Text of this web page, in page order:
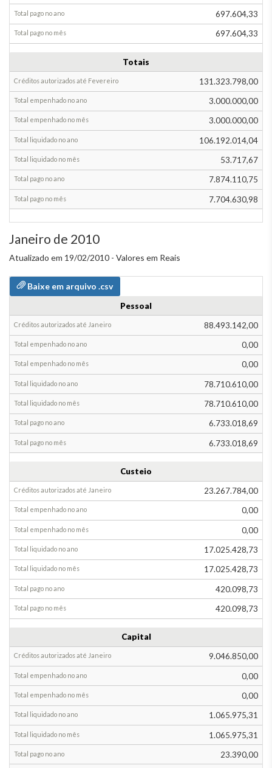
697.604,33
697.604,33
Totais
131.323.798,00
3.000.000,00
3.000.000,00
106.192.014,04
53.717,67
7.874.110,75
7.704.630,98
Janeiro de 2010
Atualizado em 19/02/2010 - Valores em Reais
Baixe em arquivo .csv
de
Total
provisionado
até
Janeiro
Alteração
na
provisão
em
Total
empenhado
Total
executado
Acréscimo
Diminuição
Até
Janeiro
Em
Janeiro
Até
Em
Janeiro
Pessoal
88.493.142,00
0,00
0,00
78.710.610,00
78.710.610,00
6.733.018,69
6.733.018,69
Custeio
23.267.784,00
0,00
0,00
17.025.428,73
17.025.428,73
420.098,73
420.098,73
Capital
9.046.850,00
0,00
0,00
1.065.975,31
1.065.975,31
23.390,00